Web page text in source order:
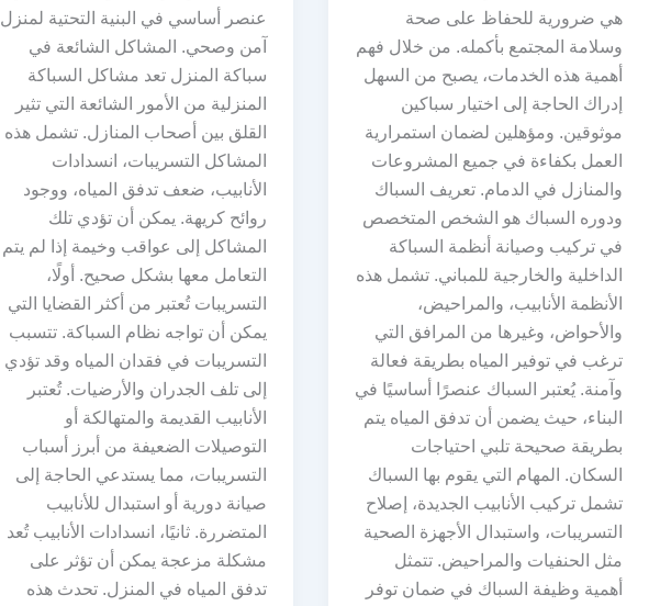
هي ضرورية للحفاظ على صحة
وسلامة المجتمع بأكمله. من خلال فهم
أهمية هذه الخدمات، يصبح من السهل
إدراك الحاجة إلى اختيار سباكين
موثوقين. ومؤهلين لضمان استمرارية
العمل بكفاءة في جميع المشروعات
والمنازل في الدمام. تعريف السباك
ودوره السباك هو الشخص المتخصص
في تركيب وصيانة أنظمة السباكة
الداخلية والخارجية للمباني. تشمل هذه
الأنظمة الأنابيب، والمراحيض،
والأحواض، وغيرها من المرافق التي
ترغب في توفير المياه بطريقة فعالة
وآمنة. يُعتبر السباك عنصرًا أساسيًا في
البناء، حيث يضمن أن تدفق المياه يتم
بطريقة صحيحة تلبي احتياجات
السكان. المهام التي يقوم بها السباك
تشمل تركيب الأنابيب الجديدة، إصلاح
التسريبات، واستبدال الأجهزة الصحية
مثل الحنفيات والمراحيض. تتمثل
أهمية وظيفة السباك في ضمان توفر
عنصر أساسي في البنية التحتية لمنزل
آمن وصحي. المشاكل الشائعة في
سباكة المنزل تعد مشاكل السباكة
المنزلية من الأمور الشائعة التي تثير
القلق بين أصحاب المنازل. تشمل هذه
المشاكل التسريبات، انسدادات
الأنابيب، ضعف تدفق المياه، ووجود
روائح كريهة. يمكن أن تؤدي تلك
المشاكل إلى عواقب وخيمة إذا لم يتم
التعامل معها بشكل صحيح. أولًا،
التسريبات تُعتبر من أكثر القضايا التي
يمكن أن تواجه نظام السباكة. تتسبب
التسريبات في فقدان المياه وقد تؤدي
إلى تلف الجدران والأرضيات. تُعتبر
الأنابيب القديمة والمتهالكة أو
التوصيلات الضعيفة من أبرز أسباب
التسريبات، مما يستدعي الحاجة إلى
صيانة دورية أو استبدال للأنابيب
المتضررة. ثانيًا، انسدادات الأنابيب تُعد
مشكلة مزعجة يمكن أن تؤثر على
تدفق المياه في المنزل. تحدث هذه